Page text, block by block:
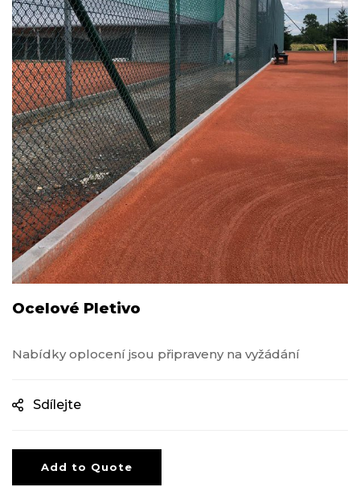
Ocelové Pletivo
Nabídky oplocení jsou připraveny na vyžádání
Sdílejte
Add to Quote